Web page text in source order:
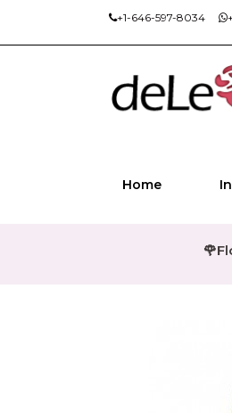
+1-646-597-8034
Home